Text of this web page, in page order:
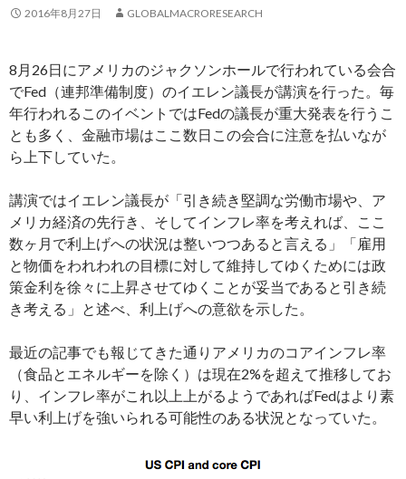
2016年8月27日 GLOBALMACRORESEARCH
8月26日にアメリカのジャクソンホールで行われている会合
でFed（連邦準備制度）のイエレン議長が講演を行った。毎
年行われるこのイベントではFedの議長が重大発表を行うこ
とも多く、金融市場はここ数日この会合に注意を払いなが
ら上下していた。
講演ではイエレン議長が「引き続き堅調な労働市場や、ア
メリカ経済の先行き、そしてインフレ率を考えれば、ここ
数ヶ月で利上げへの状況は整いつつあると言える」「雇用
と物価をわれわれの目標に対して維持してゆくためには政
策金利を徐々に上昇させてゆくことが妥当であると引き続
き考える」と述べ、利上げへの意欲を示した。
最近の記事でも報じてきた通りアメリカのコアインフレ率
（食品とエネルギーを除く）は現在2%を超えて推移してお
り、インフレ率がこれ以上上がるようであればFedはより素
早い利上げを強いられる可能性のある状況となっていた。